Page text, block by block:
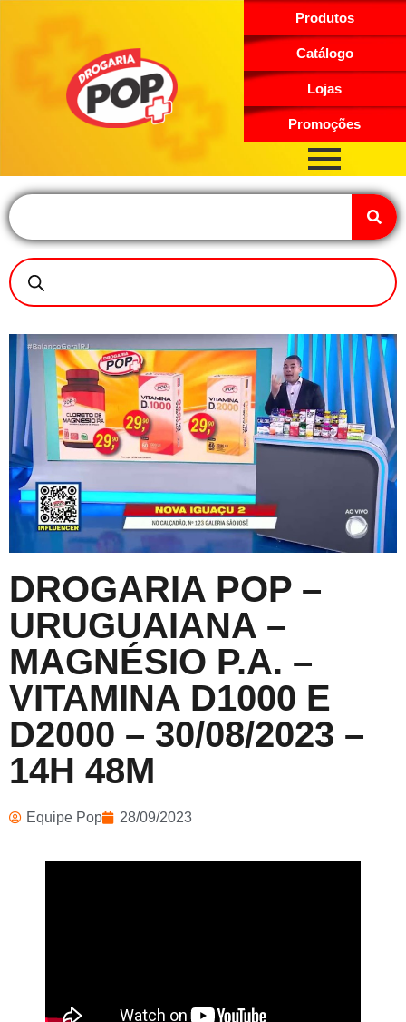
Produtos
Catálogo
Lojas
Promoções
DROGARIA POP –
URUGUAIANA –
MAGNÉSIO P.A. –
VITAMINA D1000 E
D2000 – 30/08/2023 –
14H 48M
Equipe Pop 28/09/2023